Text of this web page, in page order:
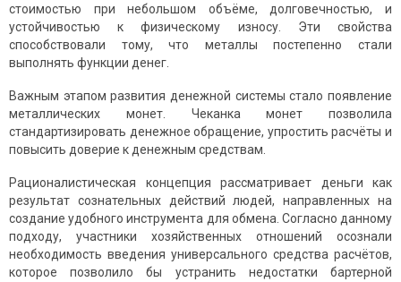
стоимостью при небольшом объёме, долговечностью, и
устойчивостью к физическому износу. Эти свойства
способствовали тому, что металлы постепенно стали
выполнять функции денег.
Важным этапом развития денежной системы стало появление
металлических монет. Чеканка монет позволила
стандартизировать денежное обращение, упростить расчёты и
повысить доверие к денежным средствам.
Рационалистическая концепция рассматривает деньги как
результат сознательных действий людей, направленных на
создание удобного инструмента для обмена. Согласно данному
подходу, участники хозяйственных отношений осознали
необходимость введения универсального средства расчётов,
которое позволило бы устранить недостатки бартерной